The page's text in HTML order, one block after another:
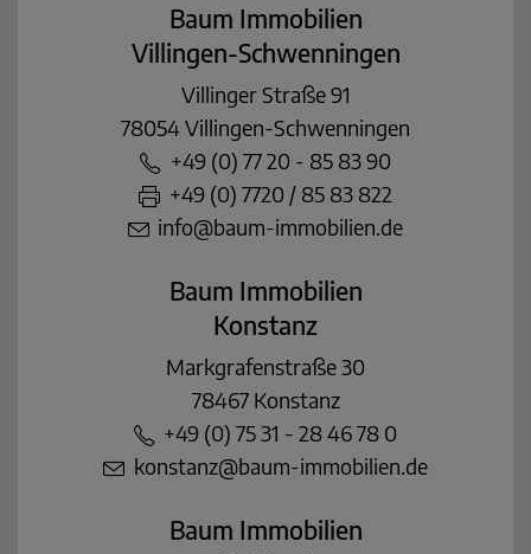
Baum Immobilien
Villingen-Schwenningen
Villinger Straße 91
78054 Villingen-Schwenningen
+49 (0) 77 20 - 85 83 90
+49 (0) 7720 / 85 83 822
info@baum-immobilien.de
Baum Immobilien
Konstanz
Markgrafenstraße 30
78467 Konstanz
+49 (0) 75 31 - 28 46 78 0
konstanz@baum-immobilien.de
Baum Immobilien